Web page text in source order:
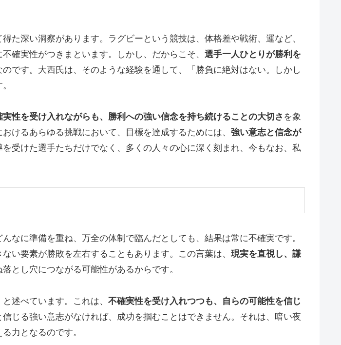
た深い洞察があります。ラグビーという競技は、体格差や戦術、運など、
確実性がつきまといます。しかし、だからこそ、 選手一人ひとりが勝利を
のです。大西氏は、そのような経験を通して、「勝負に絶対はない。しかし
実性を受け入れながらも、勝利への強い信念を持ち続けることの大切さ を象
けるあらゆる挑戦において、目標を達成するためには、 強い意志と信念が
受けた選手たちだけでなく、多くの人々の心に深く刻まれ、今もなお、私
なに準備を重ね、万全の体制で臨んだとしても、結果は常に不確実です。
い要素が勝敗を左右することもあります。この言葉は、 現実を直視し、謙
とし穴につながる可能性があるからです。
述べています。これは、 不確実性を受け入れつつも、自らの可能性を信じ
じる強い意志がなければ、成功を掴むことはできません。それは、暗い夜
力となるのです。